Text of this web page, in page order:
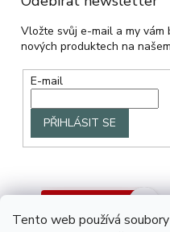
Tento web používá
Vložte svůj e-mail a my
nových produktech na
E-mail
PŘIHLÁSIT SE